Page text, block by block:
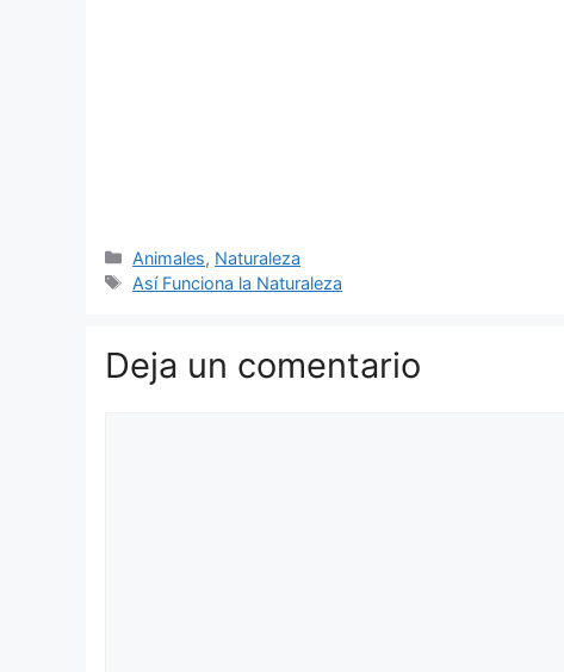
Categorías
Animales, Naturaleza
Etiquetas
Así Funciona la Naturaleza
Deja un comentario